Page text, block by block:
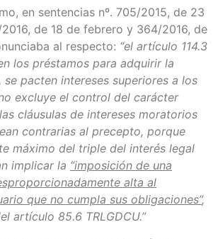
en sentencias nº. 705/2015, de 23
de 18 de febrero y 364/2016, de
al respecto: “el artículo 114.3
los préstamos para adquirir la
se pacten intereses superiores a los
excluye el control del carácter
cláusulas de intereses moratorios
contrarias al precepto, porque
máximo del triple del interés legal
implicar la “imposición de una
alta al
que no cumpla sus obligaciones”,
artículo 85.6 TRLGDCU.”